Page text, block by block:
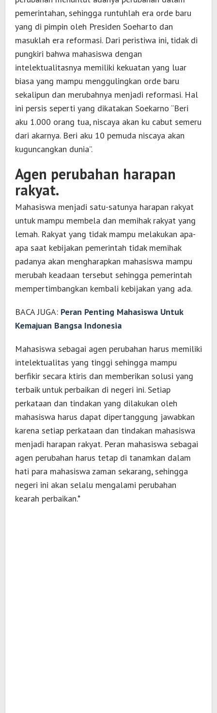
pemerintahan, sehingga runtuhlah era orde baru
yang di pimpin oleh Presiden Soeharto dan
masuklah era reformasi. Dari peristiwa ini, tidak di
pungkiri bahwa mahasiswa dengan
intelektualitasnya memiliki kekuatan yang luar
biasa yang mampu menggulingkan orde baru
sekalipun dan merubahnya menjadi reformasi. Hal
ini persis seperti yang dikatakan Soekarno “Beri
aku 1.000 orang tua, niscaya akan ku cabut semeru
dari akarnya. Beri aku 10 pemuda niscaya akan
kuguncangkan dunia”.
Agen perubahan harapan
rakyat.
Mahasiswa menjadi satu-satunya harapan rakyat
untuk mampu membela dan memihak rakyat yang
lemah. Rakyat yang tidak mampu melakukan apa-
apa saat kebijakan pemerintah tidak memihak
padanya akan mengharapkan mahasiswa mampu
merubah keadaan tersebut sehingga pemerintah
mempertimbangkan kembali kebijakan yang ada.
BACA JUGA: Peran Penting Mahasiswa Untuk
Kemajuan Bangsa Indonesia
Mahasiswa sebagai agen perubahan harus memiliki
intelektualitas yang tinggi sehingga mampu
berfikir secara ktiris dan memberikan solusi yang
terbaik untuk perbaikan di negeri ini. Setiap
perkataan dan tindakan yang dilakukan oleh
mahasiswa harus dapat dipertanggung jawabkan
karena setiap perkataan dan tindakan mahasiswa
menjadi harapan rakyat. Peran mahasiswa sebagai
agen perubahan harus tetap di tanamkan dalam
hati para mahasiswa zaman sekarang, sehingga
negeri ini akan selalu mengalami perubahan
kearah perbaikan.*